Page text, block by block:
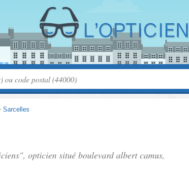
Sarcelles
opticien situé boulevard albert camus,